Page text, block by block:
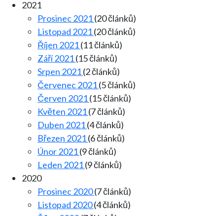
2021
Prosinec 2021(20 článků)
Listopad 2021(20 článků)
Říjen 2021(11 článků)
Září 2021(15 článků)
Srpen 2021(2 článků)
Červenec 2021(5 článků)
Červen 2021(15 článků)
Květen 2021(7 článků)
Duben 2021(4 článků)
Březen 2021(6 článků)
Únor 2021(9 článků)
Leden 2021(9 článků)
2020
Prosinec 2020(7 článků)
Listopad 2020(4 článků)